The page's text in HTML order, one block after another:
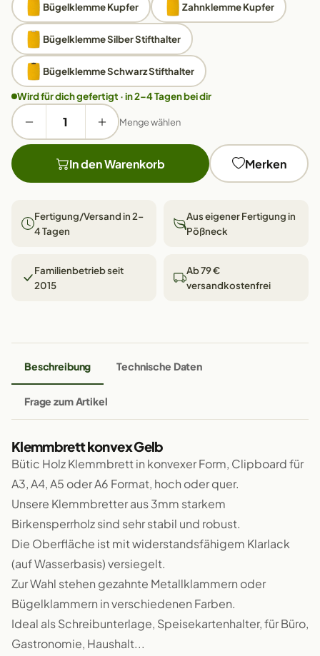
Bügelklemme Kupfer Zahnklemme Kupfer
Bügelklemme Silber Stifthalter
Bügelklemme Schwarz Stifthalter
Wird für dich gefertigt · in 2–4 Tagen bei dir
Menge wählen
In den Warenkorb Merken
Fertigung/Versand in 2–
4 Tagen
Aus eigener Fertigung in
Pößneck
Familienbetrieb seit
2015
Ab 79 €
versandkostenfrei
Beschreibung Technische Daten
Frage zum Artikel
Klemmbrett konvex Gelb
Bütic Holz Klemmbrett in konvexer Form, Clipboard für
A3, A4, A5 oder A6 Format, hoch oder quer.
Unsere Klemmbretter aus 3mm starkem
Birkensperrholz sind sehr stabil und robust.
Die Oberfläche ist mit widerstandsfähigem Klarlack
(auf Wasserbasis) versiegelt.
Zur Wahl stehen gezahnte Metallklammern oder
Bügelklammern in verschiedenen Farben.
Ideal als Schreibunterlage, Speisekartenhalter, für Büro,
Gastronomie, Haushalt...